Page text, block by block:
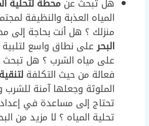
هل تبحث عن محطة لتحلية
المياه العذبة والنظيفة
منزلك ؟ هل أنت بحاجة إلى
البحرعلى نطاق واسع لتلبية
على مياه الشرب ؟ هل
فعالة من حيث التكلفة
الملوثة وجعلها آمنة للشرب
تحتاج إلى مساعدة في
تحلية المياه ؟ لا مزيد من